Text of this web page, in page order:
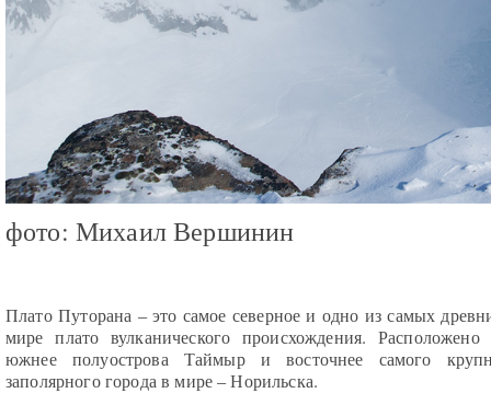
фото: Михаил Вершинин
Плато Путорана – это самое северное и одно из самых
мире плато вулканического происхождения. Расположено
южнее полуострова Таймыр и восточнее самого
заполярного города в мире – Норильска.